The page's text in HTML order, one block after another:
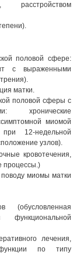
расстройством
половой сфере:
с выраженными
матки.
половой сферы с
хронические
миомой
12-недельной
узлов).
кровотечения,
процессы.)
миомы матки
(обусловленная
функциональной
лечения,
по типу